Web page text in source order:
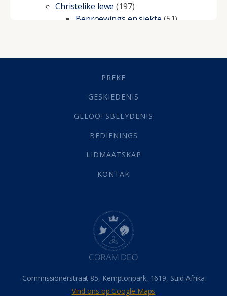
Christelike lewe (197)
Beproewings en siekte (51)
Geestelike Groei(10)
(21)
Grys Areas(4)
Lewensdoel(3)
Selfondersoek(1)
Werk(22)
(142)
Hemel (31)
Israel (14)
Millennium(1)
Oordeelsdag(19)
Verheerlikte liggaam
Wederkoms
(27)
PREKE
GESKIEDENIS
GELOOFSBELYDENIS
BEDIENINGS
LIDMAATSKAP
KONTAK
Commissionerstraat 85, Kemptonpark, 1619, Suid-Afrika
Vind ons op Google Maps